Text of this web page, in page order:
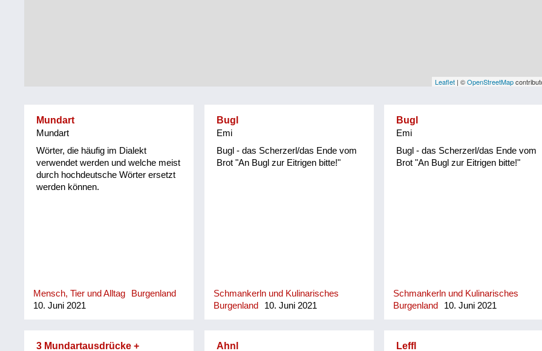
Leaflet | ©OpenStreetMap
Mundart
Mundart
Wörter, die häufig im Dialekt
verwendet werden und welche meist
durch hochdeutsche Wörter ersetzt
werden können.
Mensch, Tier und Alltag
Burgenland
10. Juni 2021
Bugl
Emi
Bugl - das Scherzerl/das Ende vom
Brot "An Bugl zur Eitrigen bitte!"
Schmankerln und Kulinarisches
Burgenland
10. Juni 2021
Bugl
Emi
Bugl - das Scherzerl/das Ende vom
Brot "An Bugl zur Eitrigen bitte!"
Schmankerln und Kulinarisches
Burgenland
10. Juni 2021
3 Mundartausdrücke +
Ahnl Leffl